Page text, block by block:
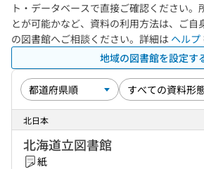
ト・データベースで直接ご確認ください。
とが可能かなど、資料の利用方法は、ご自
の図書館へご相談ください。詳細は ヘルプ
地域の図書館を設定す
北日本
北海道立図書館
紙